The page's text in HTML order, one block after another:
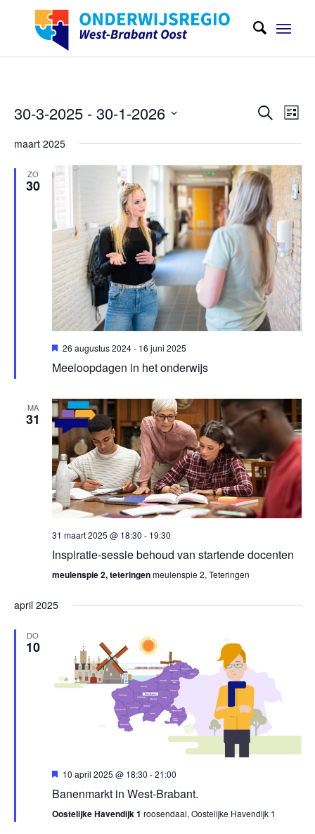
Zoeken
Lijst
30-3-2025 - 30-1-2026
datum
maart 2025
ZO
30
Uitgelicht
26 augustus 2024- 16 juni 2025
Meeloopdagen in het onderwijs
MA
31
31 maart 2025 @ 18:30 - 19:30
Inspiratie-sessie behoud van startende docenten
meulenspie 2, teteringenmeulenspie 2, Teteringen
april 2025
DO
10
Uitgelicht
10 april 2025 @ 18:30 -21:00
Banenmarkt in West-Brabant.
Oostelijke Havendijk 1 roosendaal, Oostelijke Havendijk 1